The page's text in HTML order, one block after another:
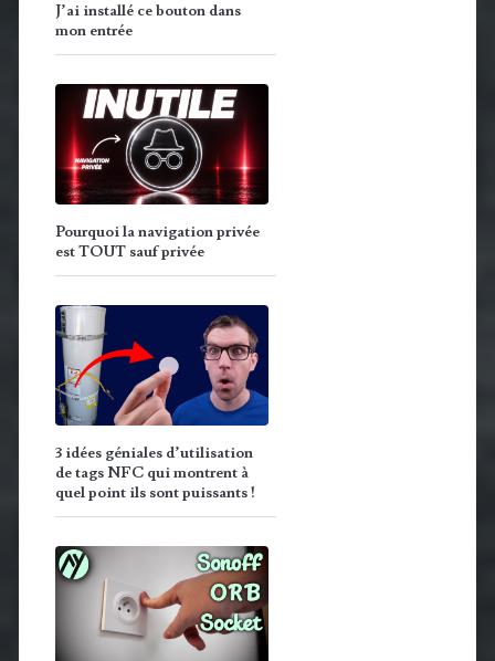
J’ai installé ce bouton dans
mon entrée
Pourquoi la navigation privée
est TOUT sauf privée
3 idées géniales d’utilisation
de tags NFC qui montrent à
quel point ils sont puissants !